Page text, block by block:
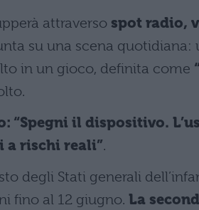
attraverso spot radio,
su una scena quotidiana:
in un gioco, definita come
“Spegni il dispositivo.
a rischi reali”.
degli Stati generali
fino al 12 giugno. La